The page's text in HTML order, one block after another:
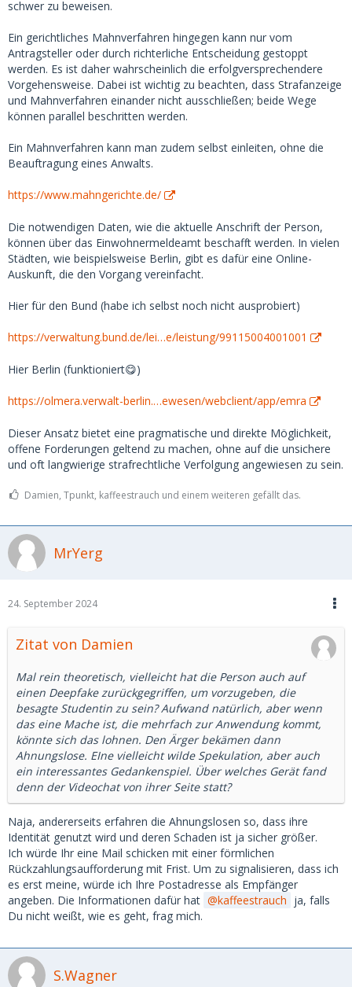
Ich fragte sie umgehend per Videocall, weshalb die Tickets
sie schaue das an und melde sich wieder... blockierte mich
nach diesem Anruf aber natürlich umgehend (in Telegram
und auf MSD) und löschte den ganzen Chatverlauf. Ich
konnte gerade noch Screenshots des ganzen Chats machen,
diese wären also als Beweismittel für eine Anzeige durchaus
vorhanden. Nur, ob sich der ganze Aufwand lohnt?
Ich konnte den Scam nur aufdecken, weil mir einfiel, dass
ich mit der Auftragsnummer und dem (offenbar echten)
zu spät, die 200 Euro waren weg. Eine technisch wenig
und würde erwartungsfroh am Bahnhof stehen - und
natürlich niemanden antreffen.
Die Userin habe ich natürlich sofort bei MSD, Gmail,
Userin nach etwa 2 Stunden entfernt. Das Geld via Paypal
solchen Überweisungen keinen Käuferschutz gibt.
Kreditkarte, die bei Paypal hinterlegt ist. Wenn ich das
es gewisse Chancen geben. Vorerst habe ich der Userin
10 Uhr Zeit hat, die Kohle zurückzuzahlen, ohne dass ich
weitere Schritte einleite.
schwer zu beweisen.
Ein gerichtliches Mahnverfahren hingegen kann nur vom
Antragsteller oder durch richterliche Entscheidung gestoppt
werden. Es ist daher wahrscheinlich die erfolgversprechendere
Vorgehensweise. Dabei ist wichtig zu beachten, dass Strafanzeige
und Mahnverfahren einander nicht ausschließen; beide Wege
können parallel beschritten werden.
Ein Mahnverfahren kann man zudem selbst einleiten, ohne die
Beauftragung eines Anwalts.
https://www.mahngerichte.de/
Die notwendigen Daten, wie die aktuelle Anschrift der Person,
können über das Einwohnermeldeamt beschafft werden. In vielen
Städten, wie beispielsweise Berlin, gibt es dafür eine Online-
Auskunft, die den Vorgang vereinfacht.
Hier für den Bund (habe ich selbst noch nicht ausprobiert)
https://verwaltung.bund.de/lei…e/leistung/99115004001001
Hier Berlin (funktioniert😋)
https://olmera.verwalt-berlin.…ewesen/webclient/app/emra
Dieser Ansatz bietet eine pragmatische und direkte Möglichkeit,
offene Forderungen geltend zu machen, ohne auf die unsichere
und oft langwierige strafrechtliche Verfolgung angewiesen zu sein.
Damien, Tpunkt, kaffeestrauch und einem weiteren gefällt das.
MrYerg
24. September 2024
Zitat von Damien
Mal rein theoretisch, vielleicht hat die Person auch auf
einen Deepfake zurückgegriffen, um vorzugeben, die
besagte Studentin zu sein? Aufwand natürlich, aber wenn
das eine Mache ist, die mehrfach zur Anwendung kommt,
könnte sich das lohnen. Den Ärger bekämen dann
Ahnungslose. EIne vielleicht wilde Spekulation, aber auch
ein interessantes Gedankenspiel. Über welches Gerät fand
denn der Videochat von ihrer Seite statt?
Naja, andererseits erfahren die Ahnungslosen so, dass ihre
Identität genutzt wird und deren Schaden ist ja sicher größer.
Ich würde Ihr eine Mail schicken mit einer förmlichen
Rückzahlungsaufforderung mit Frist. Um zu signalisieren, dass ich
es erst meine, würde ich Ihre Postadresse als Empfänger
angeben. Die Informationen dafür hat
kaffeestrauch ja, falls
Du nicht weißt, wie es geht, frag mich.
S.Wagner